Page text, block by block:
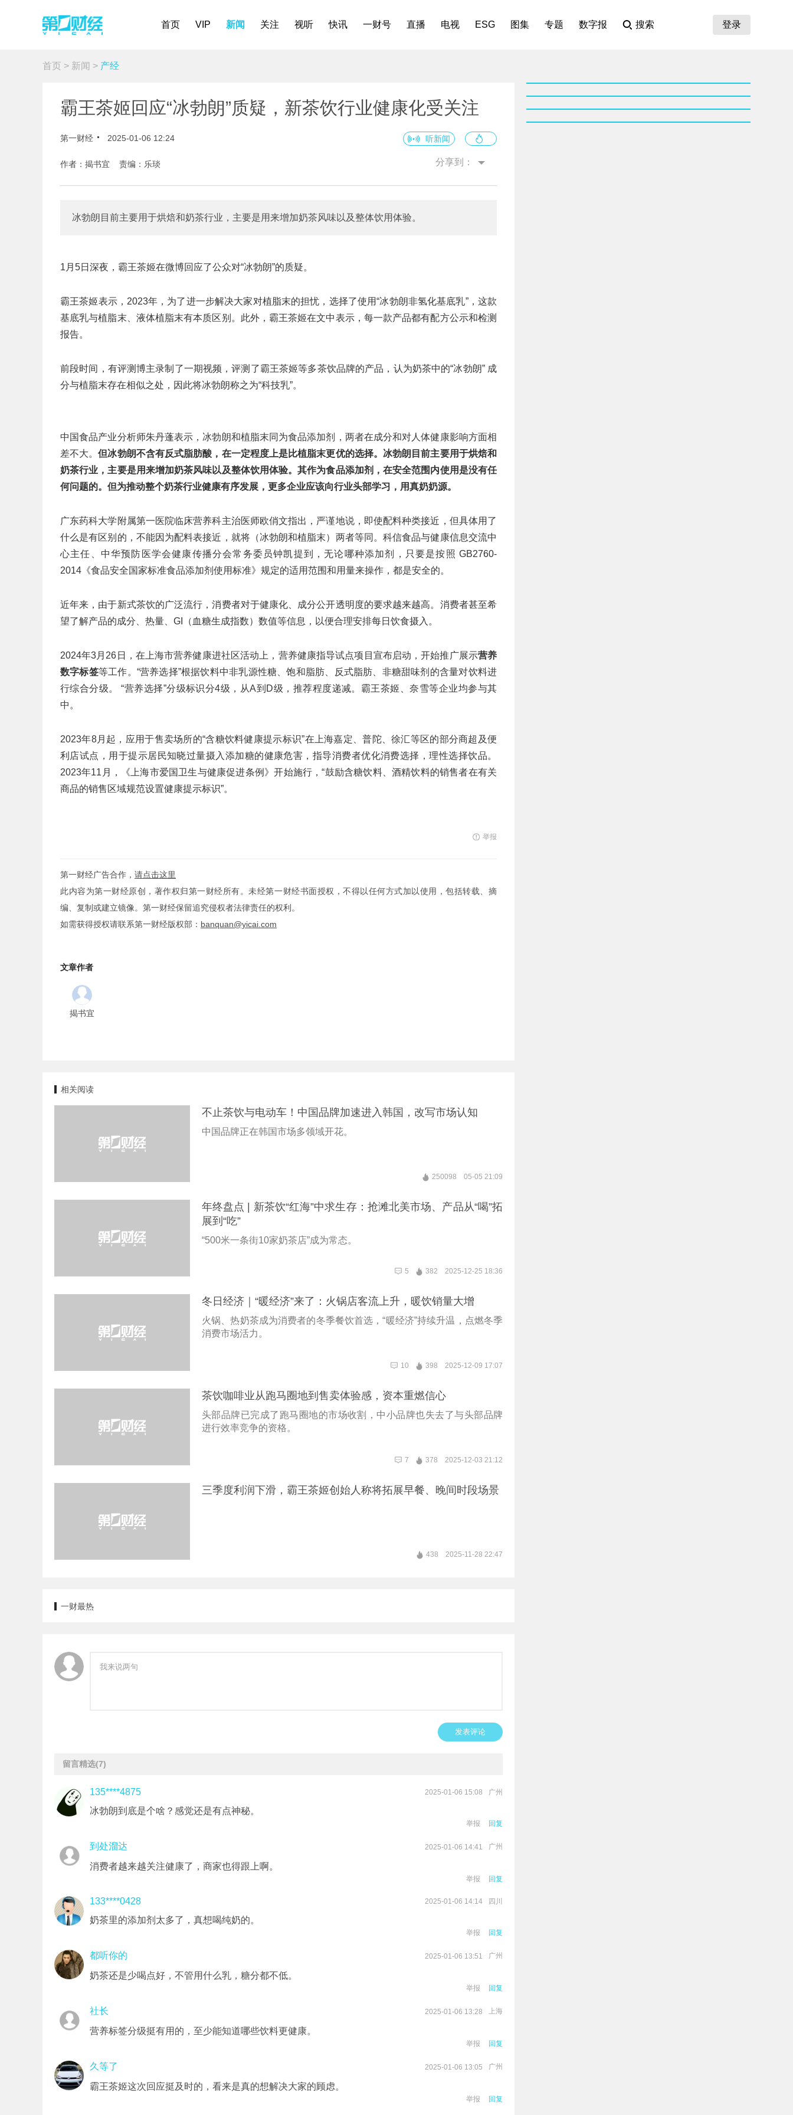
首页 VIP 新闻 关注 视听 快讯 一财号 直播 电视 ESG 图集 专题 数字报 搜索 登录
首页 > 新闻 > 产经
霸王茶姬回应“冰勃朗”质疑，新茶饮行业健康化受关注
第一财经 2025-01-06 12:24 听新闻
作者：揭书宜 责编：乐琰 分享到：
冰勃朗目前主要用于烘焙和奶茶行业，主要是用来增加奶茶风味以及整体饮用体验。
1月5日深夜，霸王茶姬在微博回应了公众对“冰勃朗”的质疑。
霸王茶姬表示，2023年，为了进一步解决大家对植脂末的担忧，选择了使用“冰勃朗非氢化基底乳”，这款
基底乳与植脂末、液体植脂末有本质区别。此外，霸王茶姬在文中表示，每一款产品都有配方公示和检测
报告。
前段时间，有评测博主录制了一期视频，评测了霸王茶姬等多茶饮品牌的产品，认为奶茶中的“冰勃朗” 成
分与植脂末存在相似之处，因此将冰勃朗称之为“科技乳”。
中国食品产业分析师朱丹蓬表示，冰勃朗和植脂末同为食品添加剂，两者在成分和对人体健康影响方面相
差不大。但冰勃朗不含有反式脂肪酸，在一定程度上是比植脂末更优的选择。冰勃朗目前主要用于烘焙和
奶茶行业，主要是用来增加奶茶风味以及整体饮用体验。其作为食品添加剂，在安全范围内使用是没有任
何问题的。但为推动整个奶茶行业健康有序发展，更多企业应该向行业头部学习，用真奶奶源。
广东药科大学附属第一医院临床营养科主治医师欧俏文指出，严谨地说，即使配料种类接近，但具体用了
什么是有区别的，不能因为配料表接近，就将（冰勃朗和植脂末）两者等同。科信食品与健康信息交流中
心主任、中华预防医学会健康传播分会常务委员钟凯提到，无论哪种添加剂，只要是按照 GB2760-
2014《食品安全国家标准食品添加剂使用标准》规定的适用范围和用量来操作，都是安全的。
近年来，由于新式茶饮的广泛流行，消费者对于健康化、成分公开透明度的要求越来越高。消费者甚至希
望了解产品的成分、热量、GI（血糖生成指数）数值等信息，以便合理安排每日饮食摄入。
2024年3月26日，在上海市营养健康进社区活动上，营养健康指导试点项目宣布启动，开始推广展示营养
数字标签等工作。“营养选择”根据饮料中非乳源性糖、饱和脂肪、反式脂肪、非糖甜味剂的含量对饮料进
行综合分级。 “营养选择”分级标识分4级，从A到D级，推荐程度递减。霸王茶姬、奈雪等企业均参与其
中。
2023年8月起，应用于售卖场所的“含糖饮料健康提示标识”在上海嘉定、普陀、徐汇等区的部分商超及便
利店试点，用于提示居民知晓过量摄入添加糖的健康危害，指导消费者优化消费选择，理性选择饮品。
2023年11月，《上海市爱国卫生与健康促进条例》开始施行，“鼓励含糖饮料、酒精饮料的销售者在有关
商品的销售区域规范设置健康提示标识”。
举报
第一财经广告合作， 请点击这里
此内容为第一财经原创，著作权归第一财经所有。未经第一财经书面授权，不得以任何方式加以使用，包括转载、摘
编、复制或建立镜像。第一财经保留追究侵权者法律责任的权利。
如需获得授权请联系第一财经版权部： banquan@yicai.com
文章作者
揭书宜
相关阅读
不止茶饮与电动车！中国品牌加速进入韩国，改写市场认知
中国品牌正在韩国市场多领域开花。
250098 05-05 21:09
年终盘点 | 新茶饮“红海”中求生存：抢滩北美市场、产品从“喝”拓
展到“吃”
“500米一条街10家奶茶店”成为常态。
5 382 2025-12-25 18:36
冬日经济｜“暖经济”来了：火锅店客流上升，暖饮销量大增
火锅、热奶茶成为消费者的冬季餐饮首选，“暖经济”持续升温，点燃冬季
消费市场活力。
10 398 2025-12-09 17:07
茶饮咖啡业从跑马圈地到售卖体验感，资本重燃信心
头部品牌已完成了跑马圈地的市场收割，中小品牌也失去了与头部品牌
进行效率竞争的资格。
7 378 2025-12-03 21:12
三季度利润下滑，霸王茶姬创始人称将拓展早餐、晚间时段场景
438 2025-11-28 22:47
一财最热
发表评论
留言精选(7)
135****4875 2025-01-06 15:08 广州
冰勃朗到底是个啥？感觉还是有点神秘。
举报 回复
到处溜达 2025-01-06 14:41 广州
消费者越来越关注健康了，商家也得跟上啊。
举报 回复
133****0428 2025-01-06 14:14 四川
奶茶里的添加剂太多了，真想喝纯奶的。
举报 回复
都听你的 2025-01-06 13:51 广州
奶茶还是少喝点好，不管用什么乳，糖分都不低。
举报 回复
社长 2025-01-06 13:28 上海
营养标签分级挺有用的，至少能知道哪些饮料更健康。
举报 回复
久等了 2025-01-06 13:05 广州
霸王茶姬这次回应挺及时的，看来是真的想解决大家的顾虑。
举报 回复